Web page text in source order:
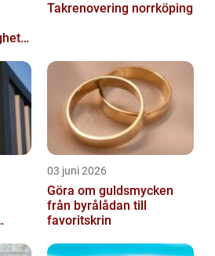
Takrenovering norrköping
03 juni 2026
Göra om guldsmycken
från byrålådan till
favoritskrin